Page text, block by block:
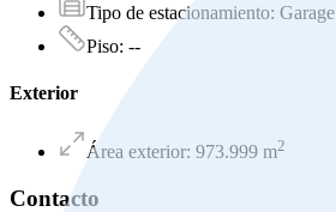
Tipo de estacionamiento: Garage
Piso: --
Exterior
Área exterior: 973.999 m2
Contacto